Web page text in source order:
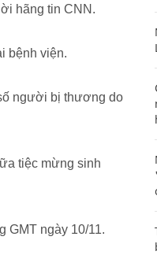
hãng tin CNN.
bệnh viện.
người bị thương do
tiệc mừng sinh
GMT ngày 10/11.